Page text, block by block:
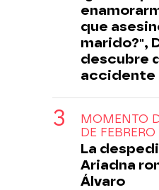
que
marido?",
descubre
accidente
MOMENTO
DE FEBRERO
La
Ariadna
Álvaro